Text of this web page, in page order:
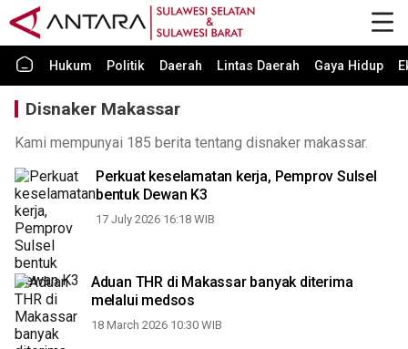
Hukum Politik Daerah Lintas Daerah Gaya Hidup
Disnaker Makassar
Kami mempunyai 185 berita tentang disnaker makassar.
Perkuat keselamatan kerja, Pemprov Sulsel
bentuk Dewan K3
17 July 2026 16:18 WIB
Aduan THR di Makassar banyak diterima
melalui medsos
18 March 2026 10:30 WIB